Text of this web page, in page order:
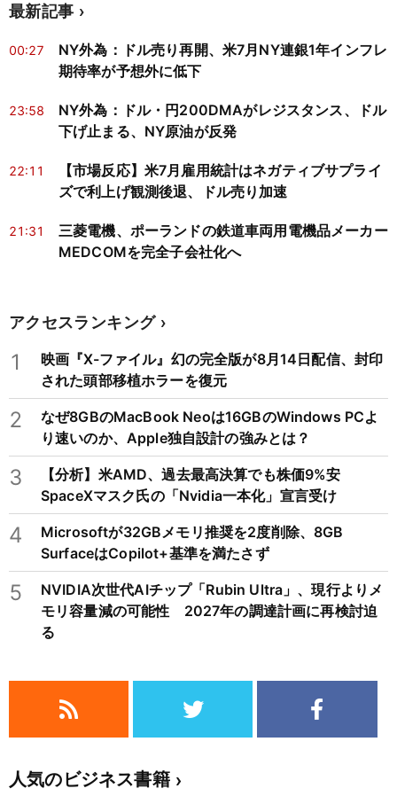
最新記事
00:27
NY外為：ドル売り再開、米7月NY連銀1年インフレ
期待率が予想外に低下
23:58
NY外為：ドル・円200DMAがレジスタンス、ドル
下げ止まる、NY原油が反発
22:11
【市場反応】米7月雇用統計はネガティブサプライ
ズで利上げ観測後退、ドル売り加速
21:31
三菱電機、ポーランドの鉄道車両用電機品メーカー
MEDCOMを完全子会社化へ
アクセスランキング
1
映画『X-ファイル』幻の完全版が8月14日配信、封印
された頭部移植ホラーを復元
2
なぜ8GBのMacBook Neoは16GBのWindows PCよ
り速いのか、Apple独自設計の強みとは？
3
【分析】米AMD、過去最高決算でも株価9%安
SpaceXマスク氏の「Nvidia一本化」宣言受け
4
Microsoftが32GBメモリ推奨を2度削除、8GB
SurfaceはCopilot+基準を満たさず
5
NVIDIA次世代AIチップ「Rubin Ultra」、現行よりメ
モリ容量減の可能性 2027年の調達計画に再検討迫
る
人気のビジネス書籍